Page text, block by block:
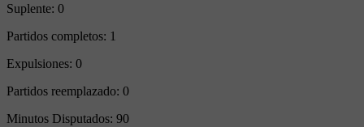
Suplente: 0
Partidos completos: 1
Expulsiones: 0
Partidos reemplazado: 0
Minutos Disputados: 90